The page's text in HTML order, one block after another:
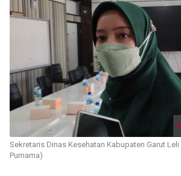
Sekretaris Dinas Kesehatan Kabupaten Garut Leli
Purnama)